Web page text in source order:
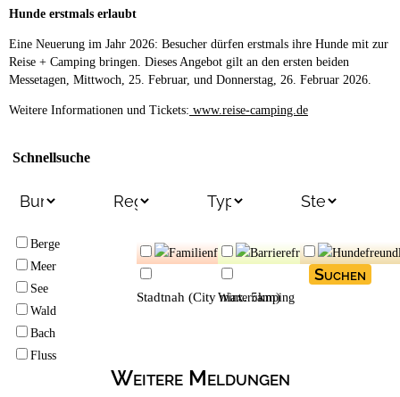
Hunde erstmals erlaubt
Eine Neuerung im Jahr 2026: Besucher dürfen erstmals ihre Hunde mit zur
Reise + Camping bringen. Dieses Angebot gilt an den ersten beiden
Messetagen, Mittwoch, 25. Februar, und Donnerstag, 26. Februar 2026.
Weitere Informationen und Tickets: www.reise-camping.de
Schnellsuche
Berge
Meer
See
Wald
Bach
Fluss
FamilienfreundlichBarrierefrei
Stadtnah (City max. 5km)
Wintercamping
Suchen
Weitere Meldungen